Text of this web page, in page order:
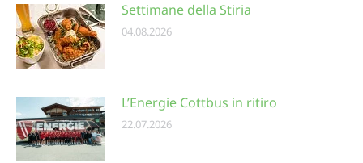
Settimane della Stiria
04.08.2026
L’Energie Cottbus in ritiro
22.07.2026